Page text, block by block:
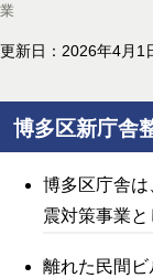
業
更新日：2026年4月1
博多区新庁舎
博多区庁舎
震対策事業と
離れた民間